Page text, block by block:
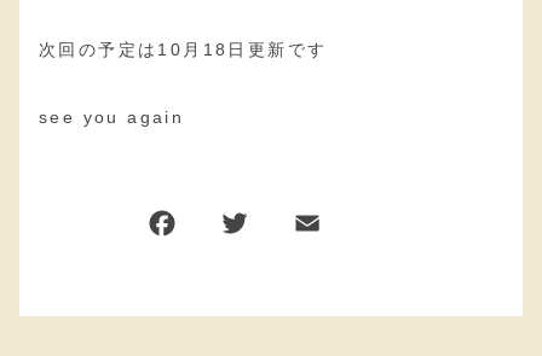
次回の予定は10月18日更新です
see you again